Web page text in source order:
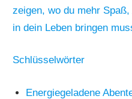
zeigen, wo du mehr
in dein Leben bringen
Schlüsselwörter
Energiegeladene